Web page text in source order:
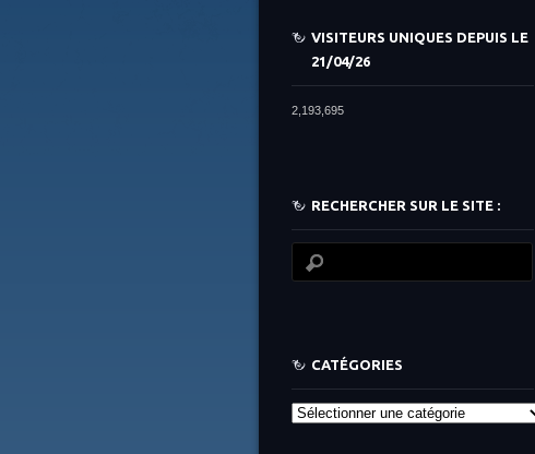
VISITEURS UNIQUES DEPUIS LE
21/04/26
2,193,695
RECHERCHER SUR LE SITE :
CATÉGORIES
Catégories